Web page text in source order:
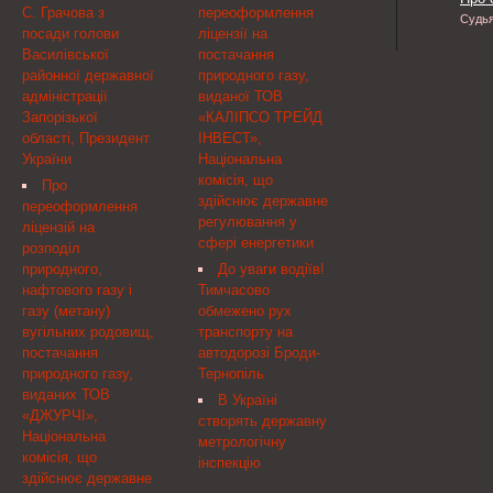
Кабінету Міністрів
України від 30 листопада
2011 р. № 1405( 1405-
2011-п ) "Про
затвердження критеріїв,
за якими оцінюється
ступінь ризику від
провадження
господарської діяльності
для санітарного та
епідемічного
благополуччя населення
та визначається
періодичність здійснення
планових заходів
державного нагляду
(контролю)" (Офіційний
10, ст. 369) зміни, що
додаються.
цим займаються ті, з
ким не нудно. Цей вислів
одного з цьогорічних
номінантів на
Нобелівську премію з
літератури ...
С. Грачова з
посади голови
Василівської
районної державної
адміністрації
Запорізької
області, Президент
України
Про
переоформлення
ліцензій на
розподіл
природного,
нафтового газу і
газу (метану)
вугільних родовищ,
постачання
природного газу,
виданих ТОВ
«ДЖУРЧІ»,
Національна
комісія, що
здійснює державне
Квітки-Основяненка геть
усю ...
умов.Про це
УКРІНФОРМу повідомили
в Українському
гідрометцентрі.
переоформлення
ліцензії на
постачання
природного газу,
виданої ТОВ
«КАЛІПСО ТРЕЙД
ІНВЕСТ»,
Національна
комісія, що
здійснює державне
регулювання у
сфері енергетики
До уваги водіїв!
Тимчасово
обмежено рух
транспорту на
автодорозі Броди-
Тернопіль
В Україні
cтворять державну
метрологічну
інспекцію